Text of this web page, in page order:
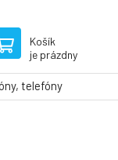
Košík
je prázdny
telefóny